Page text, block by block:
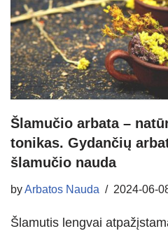
Šlamučio arbata –
tonikas. Gydančių
šlamučio nauda
byArbatos Nauda 2024-06-
Šlamutis lengvai